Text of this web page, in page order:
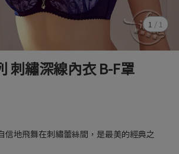
1 / 1
刺繡深線內衣 B-F罩
信地飛舞在刺繡蕾絲間，是最美的經典之